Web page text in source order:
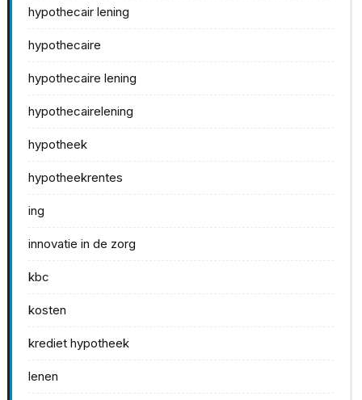
hypothecair lening
hypothecaire
hypothecaire lening
hypothecairelening
hypotheek
hypotheekrentes
ing
innovatie in de zorg
kbc
kosten
krediet hypotheek
lenen